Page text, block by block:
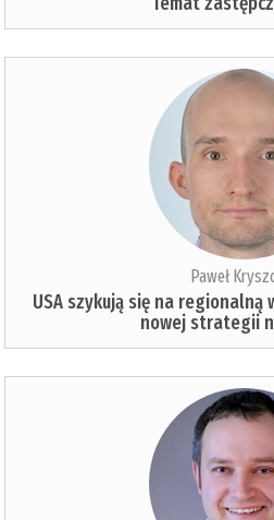
Paweł
USA szykują się na regionalną
nowej strategii